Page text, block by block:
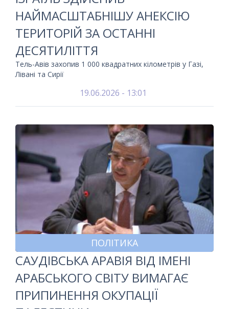
НАЙМАСШТАБНІШУ АНЕКСІЮ
ТЕРИТОРІЙ ЗА ОСТАННІ
ДЕСЯТИЛІТТЯ
Тель-Авів захопив 1 000 квадратних кілометрів у Газі,
Лівані та Сирії
19.06.2026 - 13:01
ПОЛІТИКА
САУДІВСЬКА АРАВІЯ ВІД ІМЕНІ
АРАБСЬКОГО СВІТУ ВИМАГАЄ
ПРИПИНЕННЯ ОКУПАЦІЇ